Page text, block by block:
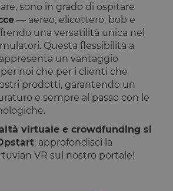
sono in grado di ospitare
— aereo, elicottero, bob e
una versatilità unica nel
Questa flessibilità a
un vantaggio
noi che per i clienti che
prodotti, garantendo un
e sempre al passo con le
virtuale e crowdfunding si
: approfondisci la
VR sul nostro portale!
sull'utilizzo
Google LLC
.www.opstart.it
1 anno 1
mese
Laravel LLC
www.opstart.it
1 ora 59
identificare
Policy